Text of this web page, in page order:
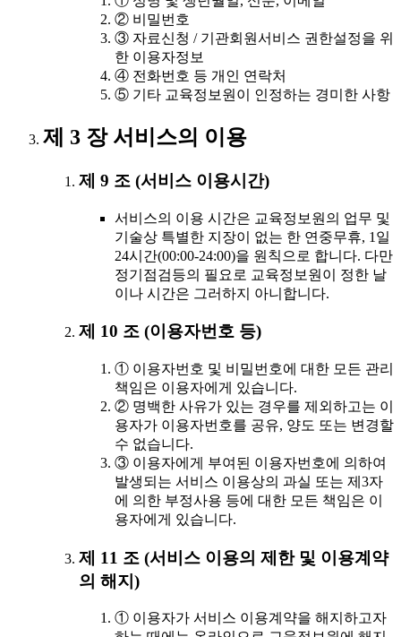
② 비밀번호
③ 자료신청 / 기관회원서비스 권한설정을 위
한 이용자정보
④ 전화번호 등 개인 연락처
⑤ 기타 교육정보원이 인정하는 경미한 사항
제 3 장 서비스의 이용
제 9 조 (서비스 이용시간)
서비스의 이용 시간은 교육정보원의 업무 및
기술상 특별한 지장이 없는 한 연중무휴, 1일
24시간(00:00-24:00)을 원칙으로 합니다. 다만
정기점검등의 필요로 교육정보원이 정한 날
이나 시간은 그러하지 아니합니다.
제 10 조 (이용자번호 등)
① 이용자번호 및 비밀번호에 대한 모든 관리
책임은 이용자에게 있습니다.
② 명백한 사유가 있는 경우를 제외하고는 이
용자가 이용자번호를 공유, 양도 또는 변경할
수 없습니다.
③ 이용자에게 부여된 이용자번호에 의하여
발생되는 서비스 이용상의 과실 또는 제3자
에 의한 부정사용 등에 대한 모든 책임은 이
용자에게 있습니다.
제 11 조 (서비스 이용의 제한 및 이용계약
의 해지)
① 이용자가 서비스 이용계약을 해지하고자